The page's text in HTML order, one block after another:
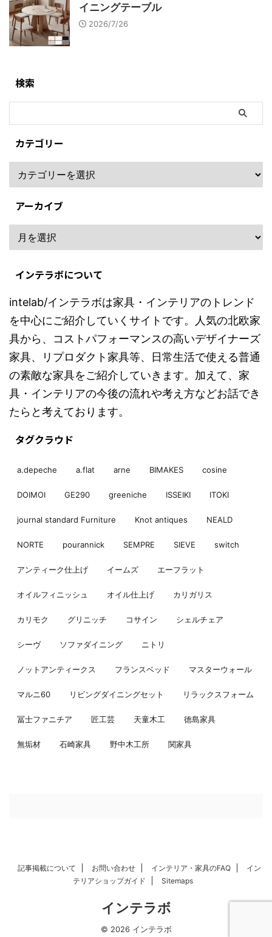
イニングテーブル
2026/7/26
検索
カテゴリー
アーカイブ
インテラボについて
intelab/インテラボは家具・インテリアのトレンド
を中心にご紹介していくサイトです。人気の北欧家
具から、コストパフォーマンスの高いデザイナーズ
家具、リプロダクト家具等、日常生活で使える普通
の素敵な家具をご紹介していきます。加えて、家
具・インテリアの今後の流れや考え方などお話でき
たらと考えております。
タグクラウド
a.depeche a.flat arne BIMAKES cosine
DOIMOI GE290 greeniche ISSEIKI ITOKI
journal standard Furniture Knot antiques NEALD
NORTE pourannick SEMPRE SIEVE switch
アンティーク仕上げ イームズ エーフラット
オイルフィニッシュ オイル仕上げ カリガリス
カリモク グリニッチ コサイン シェルチェア
シーヴ ソファダイニング ニトリ
ノットアンティークス フランスベッド マスターウォール
マルニ60 リビングダイニングセット リラックスフォーム
冨士ファニチア 匠工芸 天童木工 徳島家具
無垢材 石崎家具 野中木工所 関家具
記事掲載について お問い合わせ インテリア・家具のFAQ
イン
テリアショップガイド
Sitemaps
インテラボ
© 2026 インテラボ